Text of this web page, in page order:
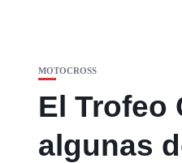
MOTOCROSS
El Trofeo
algunas